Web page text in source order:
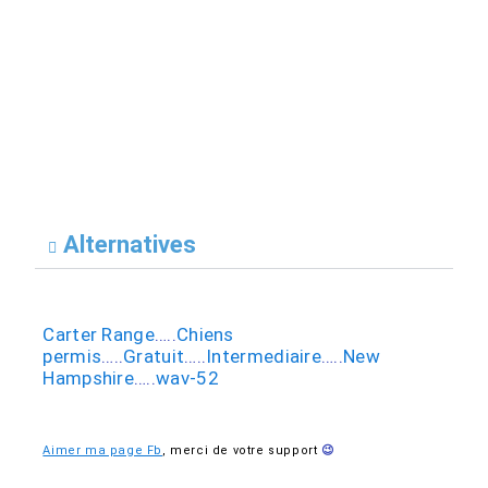
Alternatives
Carter Range…..Chiens
permis…..Gratuit…..Intermediaire…..New
Hampshire…..wav-52
Aimer ma page Fb , merci de votre support 😉